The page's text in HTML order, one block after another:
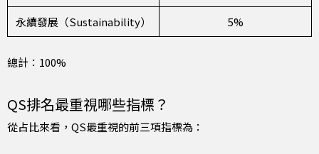
永續發展（Sustainability） 5%
總計：100%
QS排名最重視哪些指標？
從占比來看，QS最重視的前三項指標為：